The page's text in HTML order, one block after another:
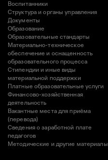
Воспитанники
Структура и органы управления
Документы
Образование
Образовательные стандарты
Материально-техническое
обеспечение и оснащенность
образовательного процесса
Стипендии и иные виды
материальной поддержки
Платные образовательные услуги
Финансово-хозяйственная
деятельность
Вакантные места для приёма
(перевода)
Сведения о заработной плате
педагогов
Методические и другие материалы